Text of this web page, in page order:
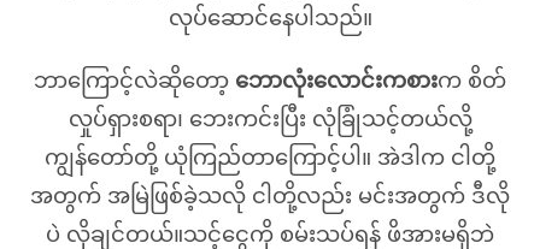
လုပ်ဆောင်နေပါသည်။
ဘာကြောင့်လဲဆိုတော့ ဘောလုံးလောင်းကစားက စိတ်
လှုပ်ရှားစရာ၊ ဘေးကင်းပြီး လုံခြုံသင့်တယ်လို့
ကျွန်တော်တို့ ယုံကြည်တာကြောင့်ပါ။ အဲဒါက ငါတို့
အတွက် အမြဲဖြစ်ခဲ့သလို ငါတို့လည်း မင်းအတွက် ဒီလို
ပဲ လိုချင်တယ်။သင့်ငွေကို စမ်းသပ်ရန် ဖိအားမရှိဘဲ